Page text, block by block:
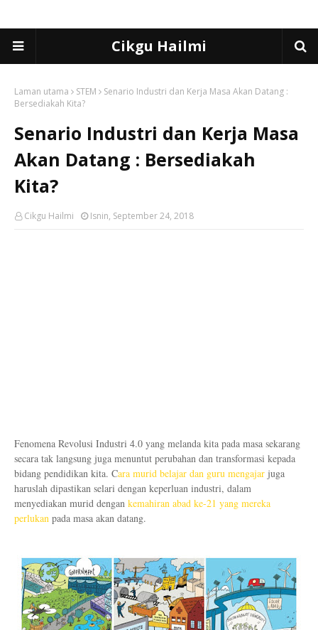
Cikgu Hailmi
Laman utama STEM
Senario Industri dan Kerja Masa Akan Datang :
Bersediakah Kita?
Senario Industri dan Kerja Masa
Akan Datang : Bersediakah
Kita?
Cikgu Hailmi Isnin, September 24, 2018
Fenomena Revolusi Industri 4.0 yang melanda kita pada masa sekarang
secara tak langsung juga menuntut perubahan dan transformasi kepada
bidang pendidikan kita. Cara murid belajar dan guru mengajar juga
haruslah dipastikan selari dengan keperluan industri, dalam
menyediakan murid dengan kemahiran abad ke-21 yang mereka
perlukan pada masa akan datang.